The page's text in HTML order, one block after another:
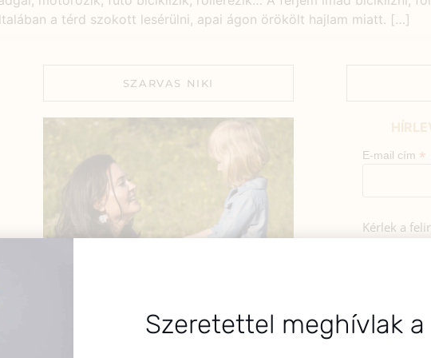
a térd szokott lesérülni, apai ágon örökölt hajlam miatt. […]
SZARVAS NIKI
Sziasztok! Szarvas Niki vagyok, a HerbClinic
E-mail cím *
Kérlek a
Szeretettel meghívlak a